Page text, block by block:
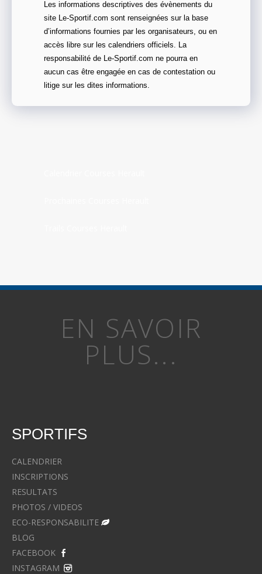
Les informations descriptives des évènements du
site Le-Sportif.com sont renseignées sur la base
d’informations fournies par les organisateurs, ou en
accès libre sur les calendriers officiels. La
responsabilité de Le-Sportif.com ne pourra en
aucun cas être engagée en cas de contestation ou
litige sur les dites informations.
EN SAVOIR
PLUS...
SPORTIFS
CALENDRIER
INSCRIPTIONS
RESULTATS
PHOTOS / VIDEOS
ECO-RESPONSABILITE
BLOG
FACEBOOK
INSTAGRAM